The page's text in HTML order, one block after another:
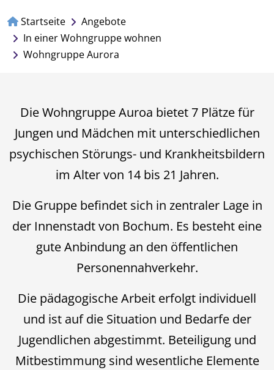
Startseite
Angebote
In einer Wohngruppe wohnen
Wohngruppe Aurora
Die Wohngruppe Auroa bietet 7 Plätze für
Jungen und Mädchen mit unterschiedlichen
psychischen Störungs- und Krankheitsbildern
im Alter von 14 bis 21 Jahren.
Die Gruppe befindet sich in zentraler Lage in
der Innenstadt von Bochum. Es besteht eine
gute Anbindung an den öffentlichen
Personennahverkehr.
Die pädagogische Arbeit erfolgt individuell
und ist auf die Situation und Bedarfe der
Jugendlichen abgestimmt. Beteiligung und
Mitbestimmung sind wesentliche Elemente